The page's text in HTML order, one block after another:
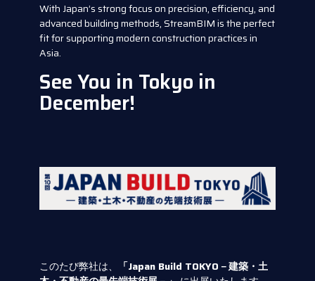
With Japan’s strong focus on precision, efficiency, and
advanced building methods, StreamBIM is the perfect
fit for supporting modern construction practices in
Asia.
See You in Tokyo in
December!
このたび弊社は、
「Japan Build TOKYO－建築・土